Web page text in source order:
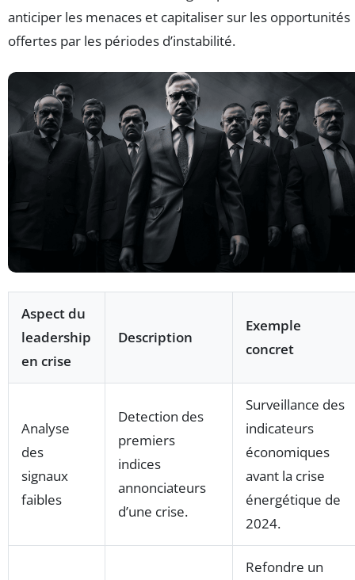
anticiper les menaces et capitaliser sur les opportunités
offertes par les périodes d’instabilité.
Aspect du
leadership
en crise
Description
Exemple
concret
Analyse
des
signaux
faibles
Detection des
premiers
indices
annonciateurs
d’une crise.
Surveillance des
indicateurs
économiques
avant la crise
énergétique de
2024.
Refondre un